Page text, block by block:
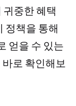
중한 혜택
정책을 통해
얻을 수 있는
로 확인해보